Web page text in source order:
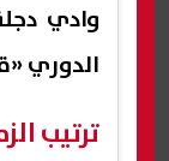
وادي
الدوري
ترتيب